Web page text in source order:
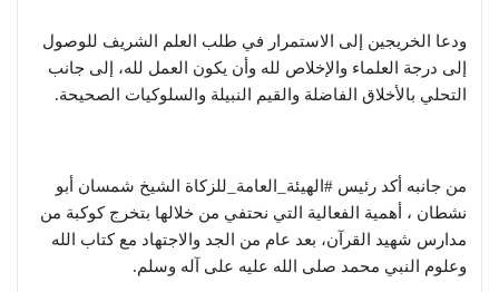
ودعا الخريجين إلى الاستمرار في طلب العلم الشريف للوصول
إلى درجة العلماء والإخلاص لله وأن يكون العمل لله، إلى جانب
التحلي بالأخلاق الفاضلة والقيم النبيلة والسلوكيات الصحيحة.
من جانبه أكد رئيس #الهيئة_العامة_للزكاة الشيخ شمسان أبو
نشطان ، أهمية الفعالية التي نحتفي من خلالها بتخرج كوكبة من
مدارس شهيد القرآن، بعد عام من الجد والاجتهاد مع كتاب الله
وعلوم النبي محمد صلى الله عليه على آله وسلم.